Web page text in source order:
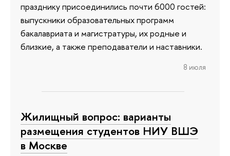
празднику присоединились почти 6000 гостей:
выпускники образовательных программ
бакалавриата и магистратуры, их родные и
близкие, а также преподаватели и наставники.
8 июля
Жилищный вопрос: варианты
размещения студентов НИУ ВШЭ
в Москве